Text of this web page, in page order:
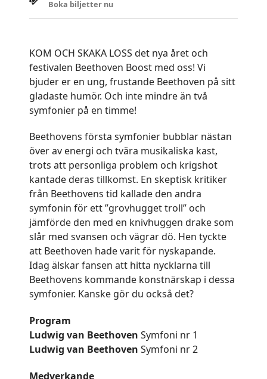
Boka biljetter nu
KOM OCH SKAKA LOSS det nya året och
festivalen Beethoven Boost med oss! Vi
bjuder er en ung, frustande Beethoven på sitt
gladaste humör. Och inte mindre än två
symfonier på en timme!
Beethovens första symfonier bubblar nästan
över av energi och tvära musikaliska kast,
trots att personliga problem och krigshot
kantade deras tillkomst. En skeptisk kritiker
från Beethovens tid kallade den andra
symfonin för ett ”grovhugget troll” och
jämförde den med en knivhuggen drake som
slår med svansen och vägrar dö. Hen tyckte
att Beethoven hade varit för nyskapande.
Idag älskar fansen att hitta nycklarna till
Beethovens kommande konstnärskap i dessa
symfonier. Kanske gör du också det?
Program
Ludwig van BeethovenSymfoni nr 1
Ludwig van Beethoven Symfoni nr 2
Medverkande